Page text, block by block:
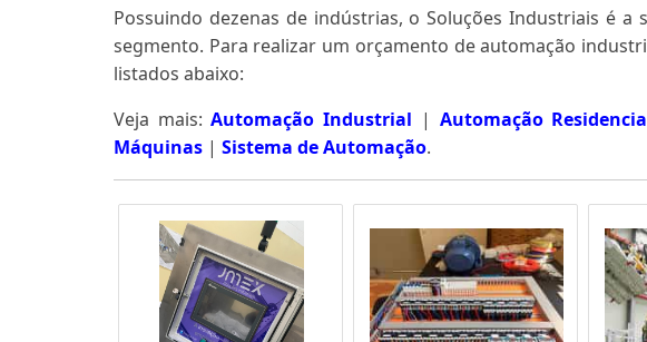
Possuindo dezenas de indústrias, o Soluções Industriais é
segmento. Para realizar um orçamento de automação
listados abaixo:
Veja mais:Automação Industrial | Automação
Máquinas | Sistema de Automação.